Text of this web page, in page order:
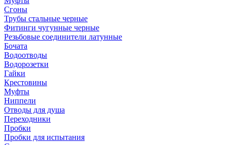
Сгоны
Трубы стальные черные
Фитинги чугунные черные
Резьбовые соединители латунные
Бочата
Водоотводы
Водорозетки
Гайки
Крестовины
Муфты
Ниппели
Отводы для душа
Переходники
Пробки
Пробки для испытания